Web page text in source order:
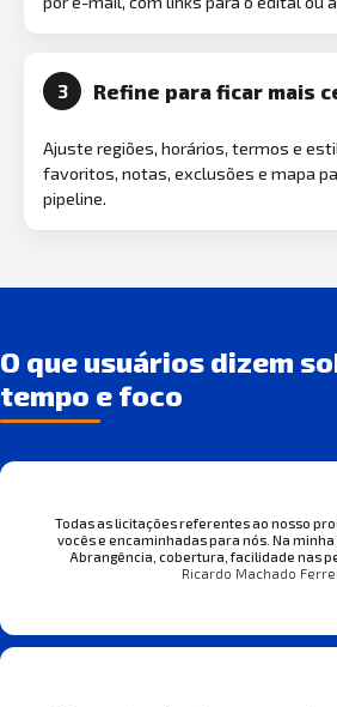
3 Refine para ficar mais
Ajuste regiões, horários, termos e
favoritos, notas, exclusões e mapa
pipeline.
O que usuários dizem
tempo e foco
Todas as licitações referentes ao nosso
vocês e encaminhadas para nós. Na
Abrangência, cobertura, facilidade nas
Ricardo Machado